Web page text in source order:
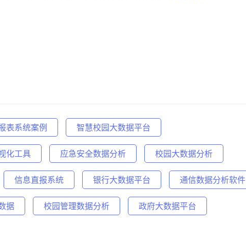
表系统案例 智慧校园大数据平台
化工具 应急安全数据分析 校园大数据分析
信息直报系统 银行大数据平台 通信数据分析软件
据 校园管理数据分析 政府大数据平台